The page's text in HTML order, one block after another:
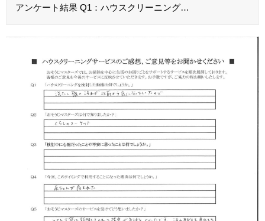
アンケート結果 Q1：ハウスクリーニング…